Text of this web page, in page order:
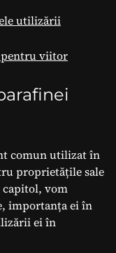
utilizării
pentru viitor
comun utilizat în
proprietățile sale
capitol, vom
importanța ei în
ei în